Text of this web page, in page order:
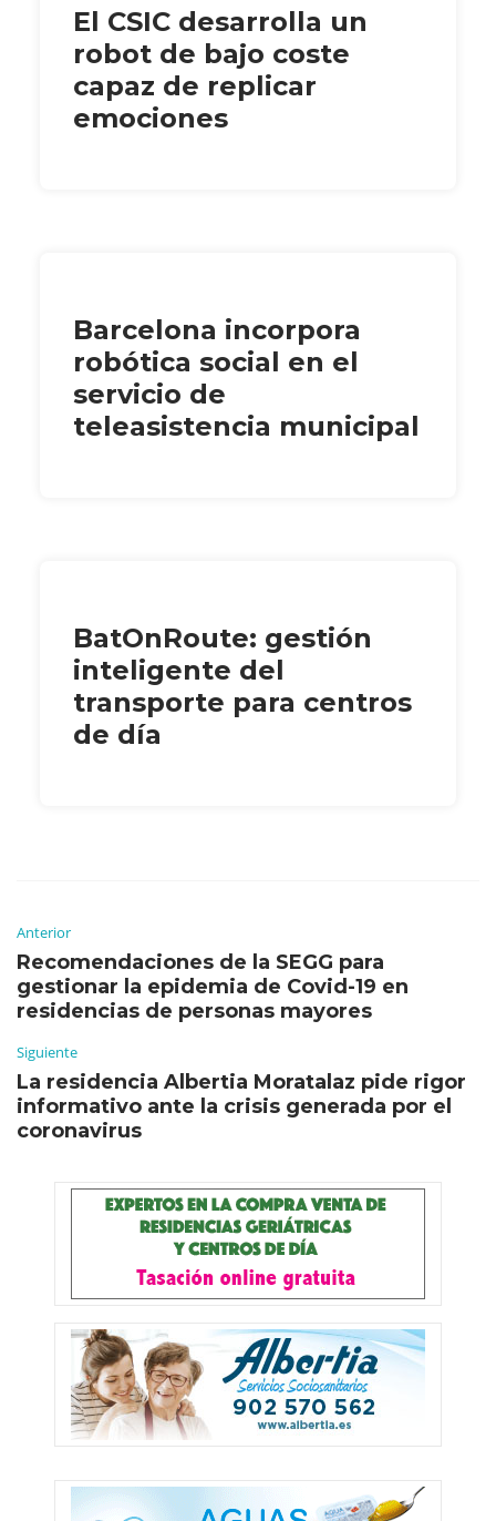
El CSIC desarrolla un
robot de bajo coste
capaz de replicar
emociones
Barcelona incorpora
robótica social en el
servicio de
teleasistencia municipal
BatOnRoute: gestión
inteligente del
transporte para centros
de día
Anterior
Recomendaciones de la SEGG para
gestionar la epidemia de Covid-19 en
residencias de personas mayores
Siguiente
La residencia Albertia Moratalaz pide rigor
informativo ante la crisis generada por el
coronavirus